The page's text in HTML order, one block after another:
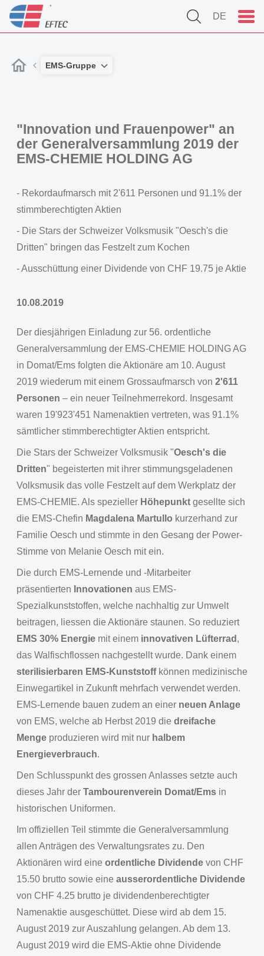
DE
EMS-Gruppe
"Innovation und Frauenpower" an
der Generalversammlung 2019 der
EMS-CHEMIE HOLDING AG
- Rekordaufmarsch mit 2'611 Personen und 91.1% der
stimmberechtigten Aktien
- Die Stars der Schweizer Volksmusik "Oesch's die
Dritten" bringen das Festzelt zum Kochen
- Ausschüttung einer Dividende von CHF 19.75 je Aktie
10.08.2019
Der diesjährigen Einladung zur 56. ordentliche
Generalversammlung der EMS-CHEMIE HOLDING AG
in Domat/Ems folgten die Aktionäre am 10. August
2019 wiederum mit einem Grossaufmarsch von 2'611
Personen – ein neuer Teilnehmerrekord. Insgesamt
waren 19'923'451 Namenaktien vertreten, was 91.1%
sämtlicher stimmberechtigter Aktien entspricht.
Die Stars der Schweizer Volksmusik "Oesch's die
Dritten" begeisterten mit ihrer stimmungsgeladenen
Volksmusik das volle Festzelt auf dem Werkplatz der
EMS-CHEMIE. Als spezieller Höhepunkt gesellte sich
die EMS-Chefin Magdalena Martullo kurzerhand zur
Familie Oesch und stimmte in den Gesang der Power-
Stimme von Melanie Oesch mit ein.
Die durch EMS-Lernende und -Mitarbeiter
präsentierten Innovationen aus EMS-
Spezialkunststoffen, welche nachhaltig zur Umwelt
beitragen, liessen die Aktionäre staunen. So reduziert
EMS 30% Energie mit einem innovativen Lüfterrad ,
das Walfischflossen nachgestellt wurde. Dank einem
sterilisierbaren EMS-Kunststoffkönnen medizinische
Einwegartikel in Zukunft mehrfach verwendet werden.
EMS-Lernende bauen zudem an einer neuen Anlage
von EMS, welche ab Herbst 2019 die dreifache
Menge produzieren wird mit nur halbem
Energieverbrauch.
Den Schlusspunkt des grossen Anlasses setzte auch
dieses Jahr der Tambourenverein Domat/Ems in
historischen Uniformen.
Im offiziellen Teil stimmte die Generalversammlung
allen Anträgen des Verwaltungsrates zu. Den
Aktionären wird eine ordentliche Dividende von CHF
15.50 brutto sowie eine ausserordentliche Dividende
von CHF 4.25 brutto je dividendenberechtigter
Namenaktie ausgeschüttet. Diese wird ab dem 15.
August 2019 zur Auszahlung gelangen. Ab dem 13.
August 2019 wird die EMS-Aktie ohne Dividende